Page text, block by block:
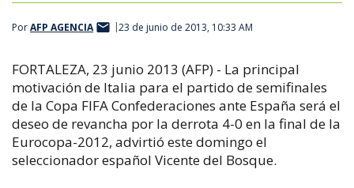
PorAFP AGENCIA 23 de junio de 2013, 10:33 AM
FORTALEZA, 23 junio 2013 (AFP) - La principal
motivación de Italia para el partido de semifinales
de la Copa FIFA Confederaciones ante España será el
deseo de revancha por la derrota 4-0 en la final de la
Eurocopa-2012, advirtió este domingo el
seleccionador español Vicente del Bosque.